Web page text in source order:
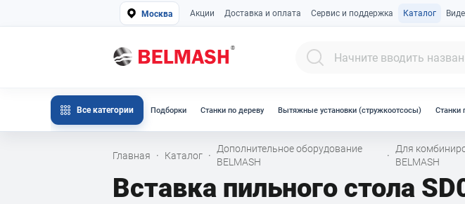
Москва Акции Доставка и оплата Сервис и поддержка Каталог
Все категории Подборки Станки по дереву Вытяжные установки (стружкоотсосы) Станки
Главная · Каталог ·
Дополнительное оборудование
BELMASH
·
Для
BELMASH
Вставка пильного стола